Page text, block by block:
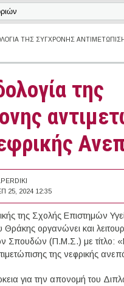
ΤΗΣ ΣΎΓΧΡΟΝΗΣ
της
25, 2024 12:35
της Σχολής Επιστημών
Θράκης οργανώνει και
Σπουδών (Π.Μ.Σ.) με τίτλο:
της νεφρικής
για την απονομή του